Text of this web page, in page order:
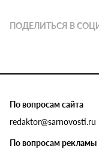
ПОДЕЛИТЬСЯ В
По вопросам сайта
redaktor@sarnovosti.ru
По вопросам рекламы